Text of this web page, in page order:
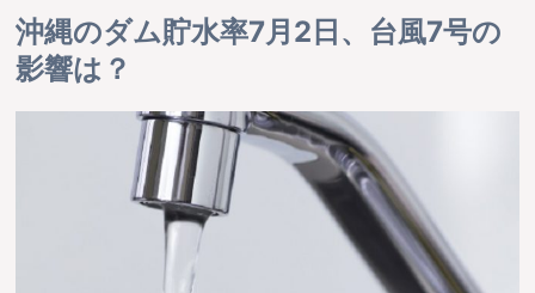
沖縄のダム貯水率7月2日、台風7号の
影響は？